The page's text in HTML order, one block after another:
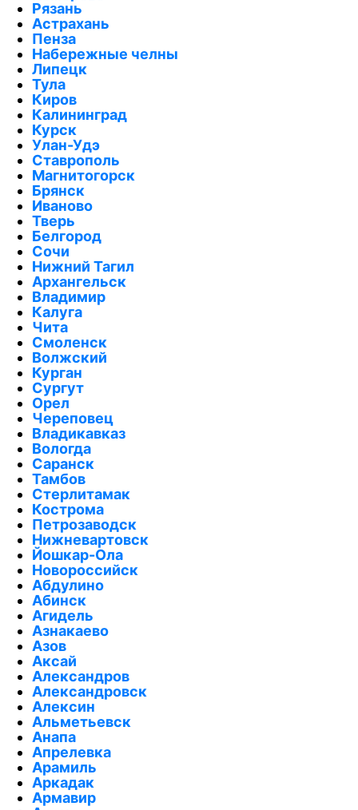
Рязань
Астрахань
Пенза
Набережные челны
Липецк
Тула
Киров
Калининград
Курск
Улан-Удэ
Ставрополь
Магнитогорск
Брянск
Иваново
Тверь
Белгород
Сочи
Нижний Тагил
Архангельск
Владимир
Калуга
Чита
Смоленск
Волжский
Курган
Сургут
Орел
Череповец
Владикавказ
Вологда
Саранск
Тамбов
Стерлитамак
Кострома
Петрозаводск
Нижневартовск
Йошкар-Ола
Новороссийск
Абдулино
Абинск
Агидель
Азнакаево
Азов
Аксай
Александров
Александровск
Алексин
Альметьевск
Анапа
Апрелевка
Арамиль
Аркадак
Армавир